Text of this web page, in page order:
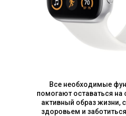
Все необходимые
помогают оставаться на
активный образ жизни,
здоровьем и